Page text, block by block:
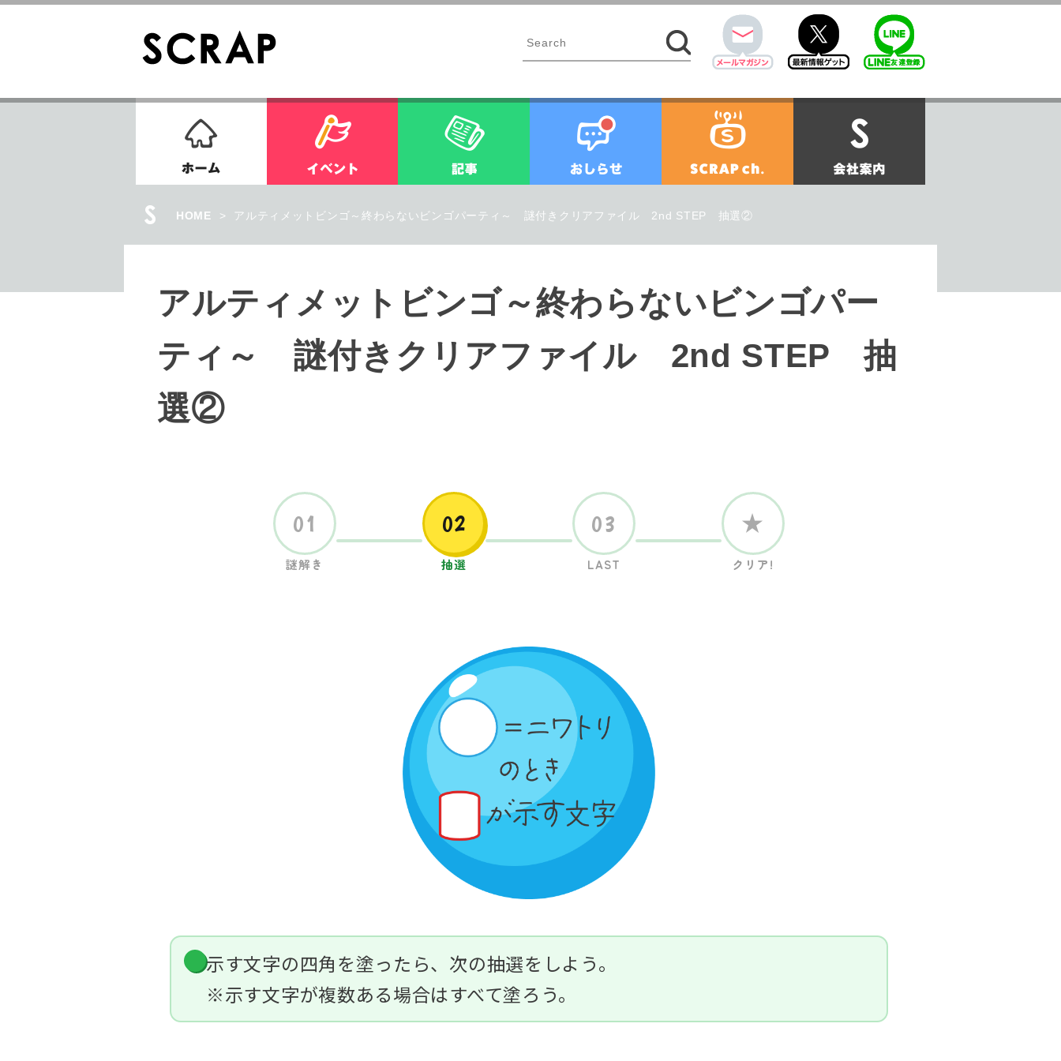
twitter
ホーム イベント 記事 お知らせ 会社案内
HOME > アルティメットビンゴ～終わらないビンゴパーティ～ 謎付きクリアファイル 2nd STEP 抽選②
アルティメットビンゴ～終わらないビンゴパー
ティ～ 謎付きクリアファイル 2nd STEP 抽
選②
01
謎解き
02
抽選
03
LAST
★
クリア!
示す文字の四角を塗ったら、次の抽選をしよう。
※示す文字が複数ある場合はすべて塗ろう。